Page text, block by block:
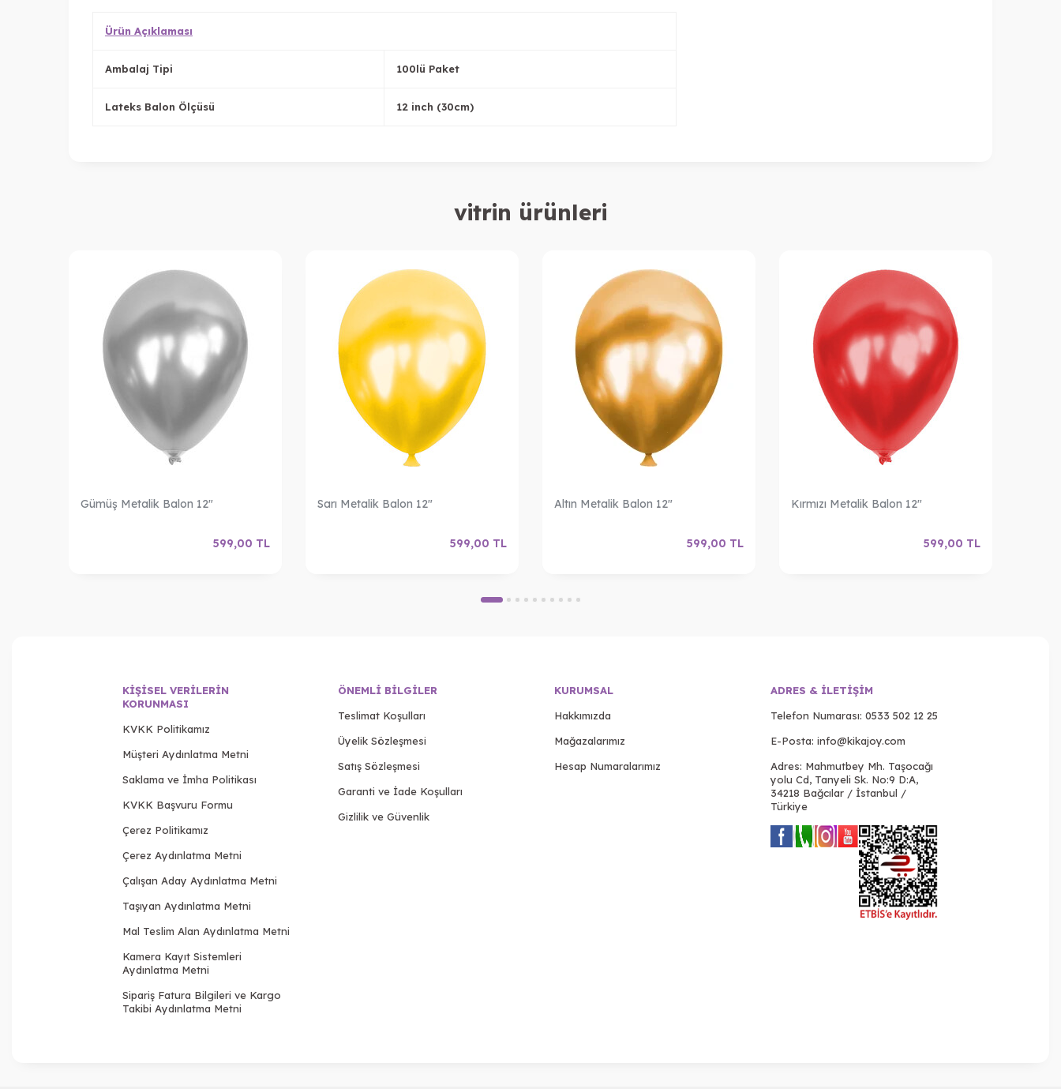
Ürün Açıklaması
Ambalaj Tipi 100lü Paket
Lateks Balon Ölçüsü 12 inch (30cm)
vitrin ürünleri
Gümüş Metalik Balon 12"
599,00 TL
Sarı Metalik Balon 12"
599,00 TL
Altın Metalik Balon 12"
599,00 TL
Kırmızı Metalik Balon 12"
599,00 TL
KIŞISEL VERILERIN
KORUNMASI
KVKK Politikamız
Müşteri Aydınlatma Metni
Saklama ve İmha Politikası
KVKK Başvuru Formu
Çerez Politikamız
Çerez Aydınlatma Metni
Çalışan Aday Aydınlatma Metni
Taşıyan Aydınlatma Metni
Mal Teslim Alan Aydınlatma Metni
Kamera Kayıt Sistemleri
Aydınlatma Metni
Sipariş Fatura Bilgileri ve Kargo
Takibi Aydınlatma Metni
ÖNEMLI BILGILER
Teslimat Koşulları
Üyelik Sözleşmesi
Satış Sözleşmesi
Garanti ve İade Koşulları
Gizlilik ve Güvenlik
KURUMSAL
Hakkımızda
Mağazalarımız
Hesap Numaralarımız
ADRES & İLETIŞIM
Telefon Numarası: 0533 502 12 25
E-Posta: info@kikajoy.com
Adres: Mahmutbey Mh. Taşocağı
yolu Cd, Tanyeli Sk. No:9 D:A,
34218 Bağcılar / İstanbul /
Türkiye